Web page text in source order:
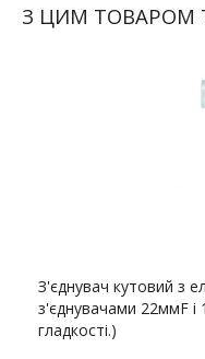
З ЦИМ ТОВАРОМ
З'єднувач кутовий з
з'єднувачами 22ммF
гладкості.)